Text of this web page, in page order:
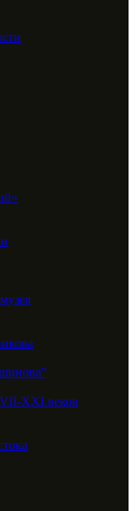
XXI веков